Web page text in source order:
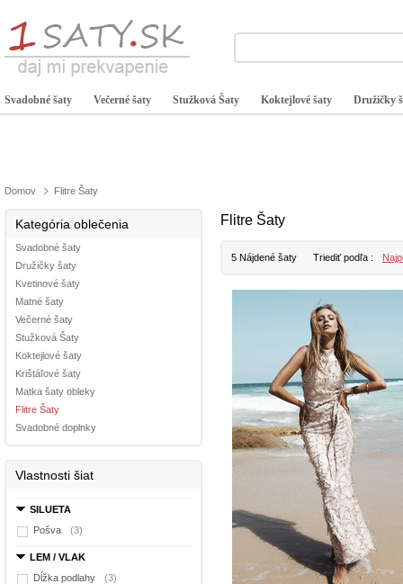
Svadobné šaty Večerné šaty Stužková Šaty Koktejlové šaty Družičky
Domov Flitre Šaty
Kategória oblečenia
Svadobné šaty
Družičky šaty
Kvetinové šaty
Matné šaty
Večerné šaty
Stužková Šaty
Koktejlové šaty
Krištáľové šaty
Matka šaty obleky
Flitre Šaty
Svadobné doplnky
Vlastnosti šiat
SILUETA
Pošva
(3)
LEM / VLAK
Dĺžka podlahy
(3)
Flitre Šaty
5 Nájdené šaty Triediť podľa :